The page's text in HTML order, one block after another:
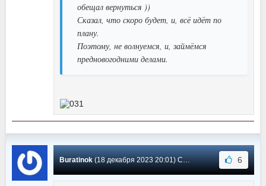
обещал вернуться ))
Сказал, что скоро будет, и, всё идёт по
плану.
Поэтому, не волнуемся, и, займёмся
предновогодними делами.
Buratinok(18 декабря 2023 20:01) Сообщение #179 6